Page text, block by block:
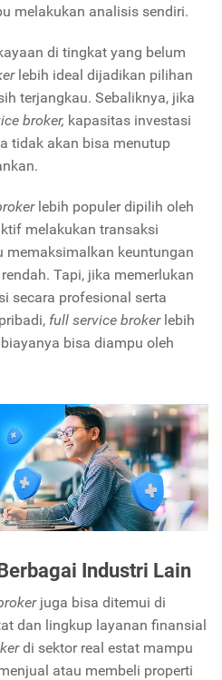
melakukan analisis sendiri.
di tingkat yang belum
lebih ideal dijadikan pilihan
terjangkau. Sebaliknya, jika
broker, kapasitas investasi
tidak akan bisa menutup
lebih populer dipilih oleh
melakukan transaksi
memaksimalkan keuntungan
Tapi, jika memerlukan
secara profesional serta
full service broker lebih
bisa diampu oleh
Industri Lain
juga bisa ditemui di
dan lingkup layanan finansial
di sektor real estat mampu
atau membeli properti